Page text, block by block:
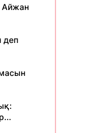
Айжан
деп